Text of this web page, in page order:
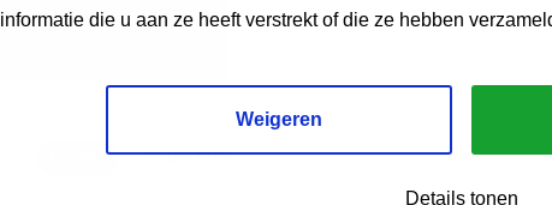
informatie die u aan ze heeft verstrekt of die ze hebben
Weigeren
Details tonen
Nieuws 23 juni 2026